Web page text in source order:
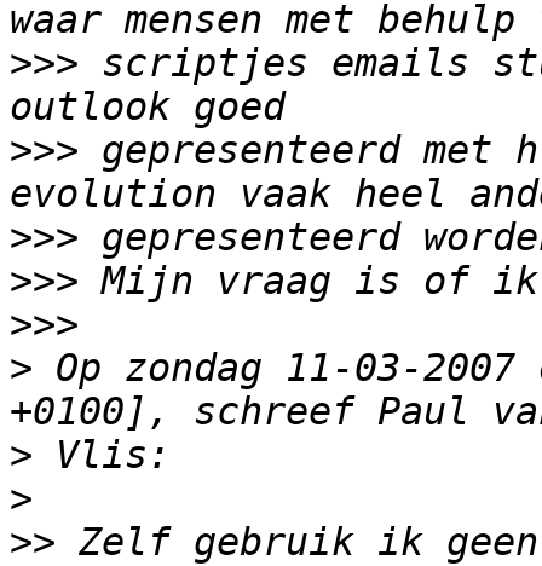
>>> scriptjes emails
>>> gepresenteerd
>>>
>>>
>>>
> Op zondag 11-03-
>
>
>> Zelf gebruik ik